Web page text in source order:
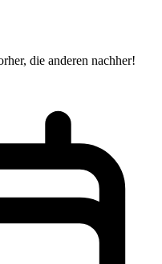
die anderen nachher!